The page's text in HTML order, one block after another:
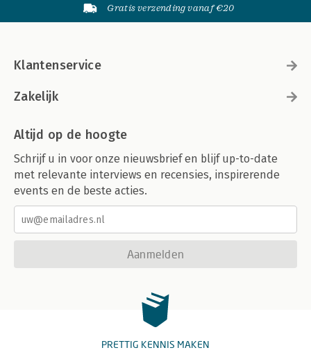
Gratis verzending vanaf €20
Klantenservice
Zakelijk
Altijd op de hoogte
Schrijf u in voor onze nieuwsbrief en blijf up-to-date
met relevante interviews en recensies, inspirerende
events en de beste acties.
Aanmelden
PRETTIG KENNIS MAKEN